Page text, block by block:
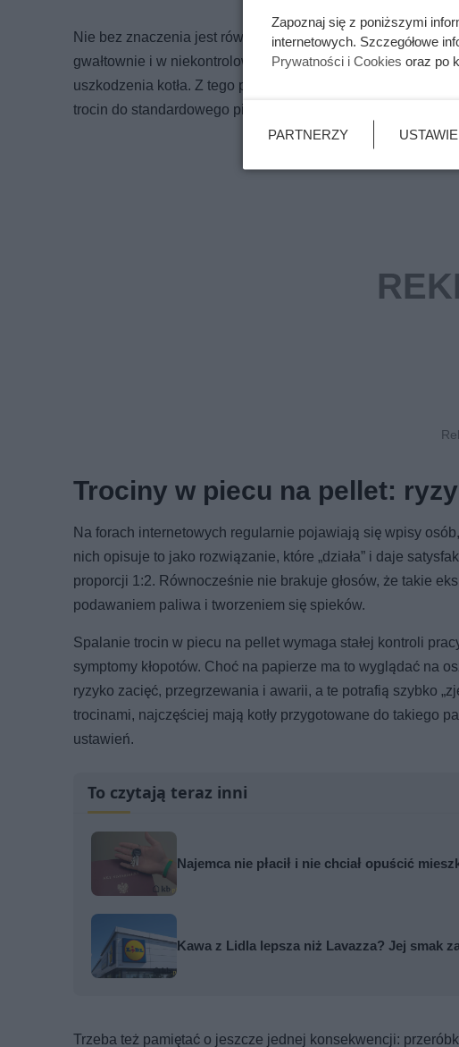
Nie bez znaczenia jest również bezpieczeństwo. Podczas
gwałtownie i w niekontrolowany sposób. To zwiększa
uszkodzenia kotła. Z tego powodu większość portali
trocin do standardowego pieca przeznaczonego na pellet.
Trociny w piecu na pellet:
Na forach internetowych regularnie pojawiają się wpisy
nich opisuje to jako rozwiązanie, które „działa” i daje
proporcji 1:2. Równocześnie nie brakuje głosów, że takie
podawaniem paliwa i tworzeniem się spieków.
Spalanie trocin w piecu na pellet wymaga stałej kontroli
symptomy kłopotów. Choć na papierze ma to wyglądać na
ryzyko zacięć, przegrzewania i awarii, a te potrafią szybko
trocinami, najczęściej mają kotły przygotowane do takiego
ustawień.
To czytają teraz inni
Najemca nie płacił i nie chciał opuścić
Kawa z Lidla lepsza niż Lavazza? Jej smak
Trzeba też pamiętać o jeszcze jednej konsekwencji:
Zapoznaj się z poniższymi
internetowych. Szczegółowe
Prywatności i Cookies oraz po
PARTNERZY